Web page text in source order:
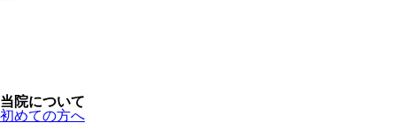
当院について
初めての方へ